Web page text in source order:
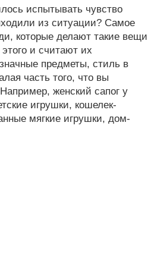
испытывать чувство
из ситуации? Самое
которые делают такие вещи
и считают их
предметы, стиль в
часть того, что вы
женский сапог у
игрушки, кошелек-
мягкие игрушки, дом-